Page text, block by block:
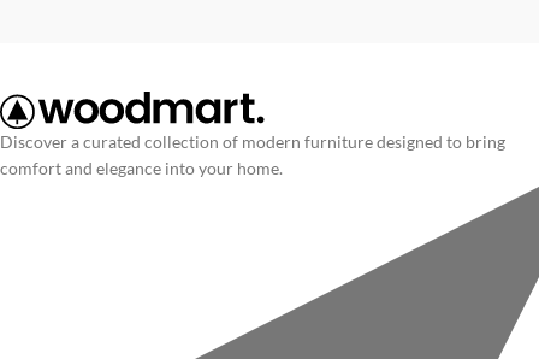
Discover a curated collection of modern furniture designed to bring
comfort and elegance into your home.